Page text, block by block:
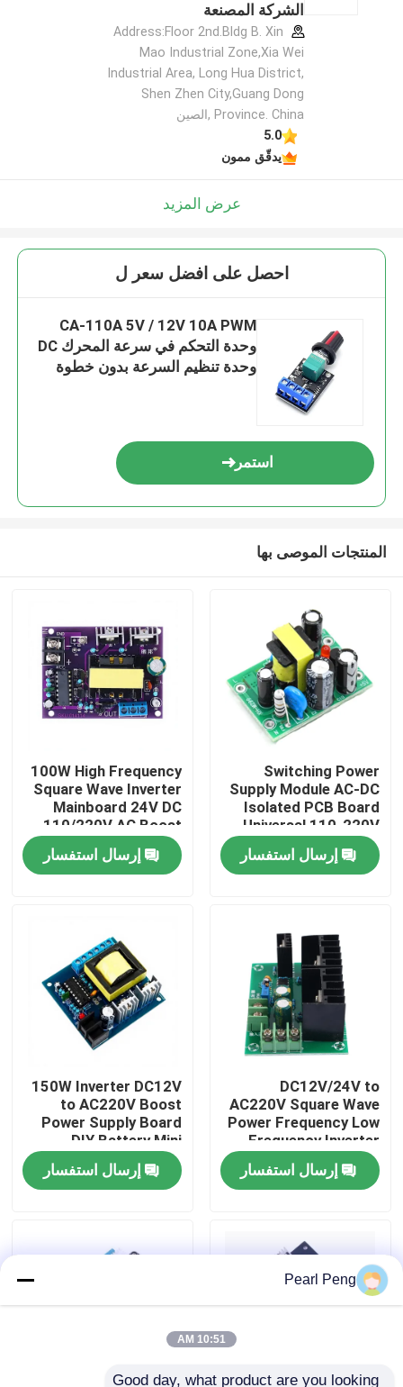
الصفحة الرئيسية
معلومات عنا
جولة في المصنع
مراقبة الجودة
اتصل بنا
القضايا
وحدة لوحة مكبر
الشركة المصنعة
Address:Floor 2nd.Bldg B. Xin
Mao Industrial Zone,Xia Wei
Industrial Area, Long Hua District,
Shen Zhen City,Guang Dong
Province. China ,الصين
5.0
يدقّق ممون
عرض المزيد
احصل على افضل سعر ل
CA-110A 5V / 12V 10A PWM
وحدة التحكم في سرعة المحرك DC
وحدة تنظيم السرعة بدون خطوة
استمر
المنتجات الموصى بها
Switching Power
Supply Module AC-DC
Isolated PCB Board
Universal 110-220V
Input Dual Output 12V
0.5A + 5V Compact
إرسال استفسار
100W High Frequency
Square Wave Inverter
Mainboard 24V DC
110/220V AC Boost
Converter Module
Compact Power
Supply AC-DC
إرسال استفسار
DC12V/24V to
AC220V Square Wave
Power Frequency Low
Frequency Inverter
Drive Board 300W
Boost Module
إرسال استفسار
150W Inverter DC12V
to AC220V Boost
Power Supply Board
DIY Battery Mini
Inverter Module
إرسال استفسار
Pearl Peng
10:51 AM
Good day, what product are you looking